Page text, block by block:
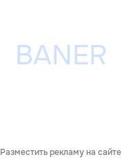
Разместить рекламу на сайте